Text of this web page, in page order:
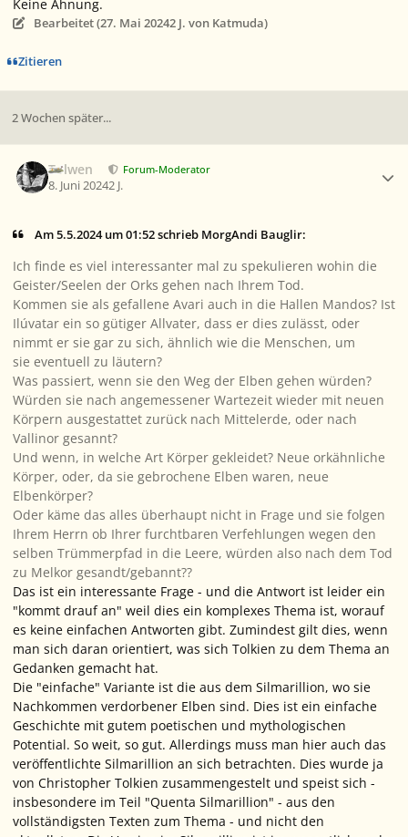
Keine Ahnung.
Bearbeitet (27. Mai 20242 J. von Katmuda)
Zitieren
2 Wochen später...
Tolwen Forum-Moderator
8. Juni 20242 J.
Am 5.5.2024 um 01:52 schrieb MorgAndi Bauglir:
Ich finde es viel interessanter mal zu spekulieren wohin die
Geister/Seelen der Orks gehen nach Ihrem Tod.
Kommen sie als gefallene Avari auch in die Hallen Mandos? Ist
Ilúvatar ein so gütiger Allvater, dass er dies zulässt, oder
nimmt er sie gar zu sich, ähnlich wie die Menschen, um
sie eventuell zu läutern?
Was passiert, wenn sie den Weg der Elben gehen würden?
Würden sie nach angemessener Wartezeit wieder mit neuen
Körpern ausgestattet zurück nach Mittelerde, oder nach
Vallinor gesannt?
Und wenn, in welche Art Körper gekleidet? Neue orkähnliche
Körper, oder, da sie gebrochene Elben waren, neue
Elbenkörper?
Oder käme das alles überhaupt nicht in Frage und sie folgen
Ihrem Herrn ob Ihrer furchtbaren Verfehlungen wegen den
selben Trümmerpfad in die Leere, würden also nach dem Tod
zu Melkor gesandt/gebannt??
Das ist ein interessante Frage - und die Antwort ist leider ein
"kommt drauf an" weil dies ein komplexes Thema ist, worauf
es keine einfachen Antworten gibt. Zumindest gilt dies, wenn
man sich daran orientiert, was sich Tolkien zu dem Thema an
Gedanken gemacht hat.
Die "einfache" Variante ist die aus dem Silmarillion, wo sie
Nachkommen verdorbener Elben sind. Dies ist ein einfache
Geschichte mit gutem poetischen und mythologischen
Potential. So weit, so gut. Allerdings muss man hier auch das
veröffentlichte Silmarillion an sich betrachten. Dies wurde ja
von Christopher Tolkien zusammengestelt und speist sich -
insbesondere im Teil "Quenta Silmarillion" - aus den
vollständigsten Texten zum Thema - und nicht den